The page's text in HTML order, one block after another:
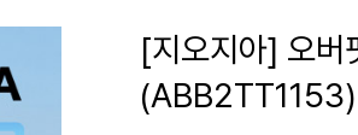
[지오지아] 오버
(ABB2TT1153)